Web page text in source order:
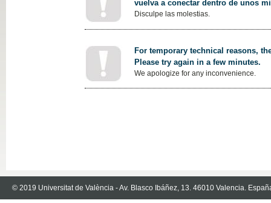
vuelva a conectar dentro de unos
Disculpe las molestias.
For temporary technical reasons,
Please try again in a few minutes.
We apologize for any inconvenience.
© 2019 Universitat de València - Av. Blasco Ibáñez, 13. 46010 Valencia.